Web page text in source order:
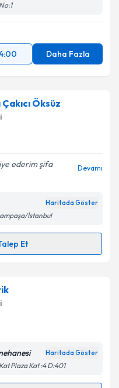
Daha Fazla
Öksüz
ederim şifa
Devamı
Haritada Göster
İstanbul
Et
uzmandan randevu
e-posta ile
Haritada Göster
Plaza Kat :4 D:401